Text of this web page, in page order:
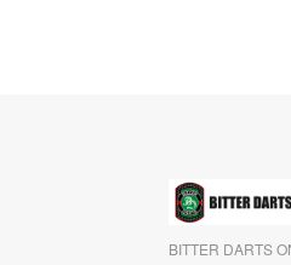
BITTER DARTS